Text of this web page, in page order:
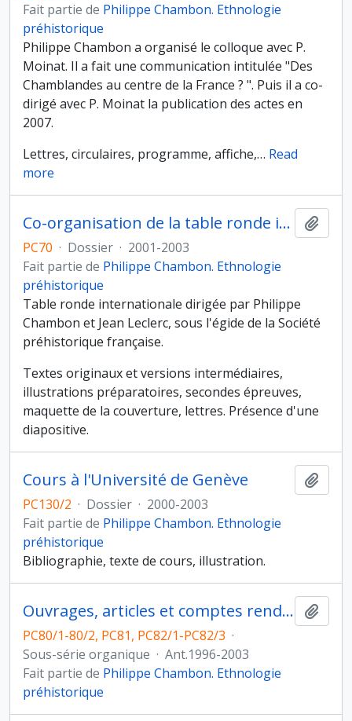
Fait partie de Philippe Chambon. Ethnologie
préhistorique
Philippe Chambon a organisé le colloque avec P.
Moinat. Il a fait une communication intitulée "Des
Chamblandes au centre de la France ? ". Puis il a co-
dirigé avec P. Moinat la publication des actes en
2007.
Lettres, circulaires, programme, affiche,… Read
more
Co-organisation de la table ronde internationale "Pratiques funéraires du Néolithique ancien et moyen", Saint-Germain-en-Laye (15-17 juin 2001)
PC70 · Dossier · 2001-2003
Fait partie de Philippe Chambon. Ethnologie
préhistorique
Table ronde internationale dirigée par Philippe
Chambon et Jean Leclerc, sous l'égide de la Société
préhistorique française.
Textes originaux et versions intermédiaires,
illustrations préparatoires, secondes épreuves,
maquette de la couverture, lettres. Présence d'une
diapositive.
Cours à l'Université de Genève
PC130/2 · Dossier · 2000-2003
Fait partie de Philippe Chambon. Ethnologie
préhistorique
Bibliographie, texte de cours, illustration.
Ouvrages, articles et comptes rendus
PC80/1-80/2, PC81, PC82/1-PC82/3 ·
Sous-série organique · Ant.1996-2003
Fait partie de Philippe Chambon. Ethnologie
préhistorique